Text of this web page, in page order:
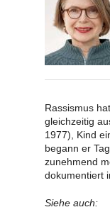
Rassismus
gleichzeitig
1977), Kind
begann er
zunehmend
dokumentiert
Siehe auch: